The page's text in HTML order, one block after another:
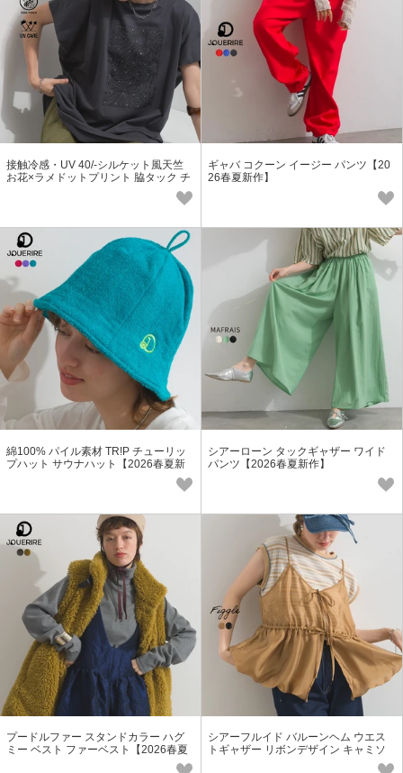
接触冷感・UV 40/-シルケット風天竺
お花×ラメドットプリント 脇タック チ
ギャバ コクーン イージー パンツ【20
26春夏新作】
綿100% パイル素材 TR!P チューリッ
プハット サウナハット【2026春夏新
シアーローン タックギャザー ワイド
パンツ【2026春夏新作】
プードルファー スタンドカラー ハグ
ミー ベスト ファーベスト【2026春夏
シアーフルイド バルーンヘム ウエス
トギャザー リボンデザイン キャミソ